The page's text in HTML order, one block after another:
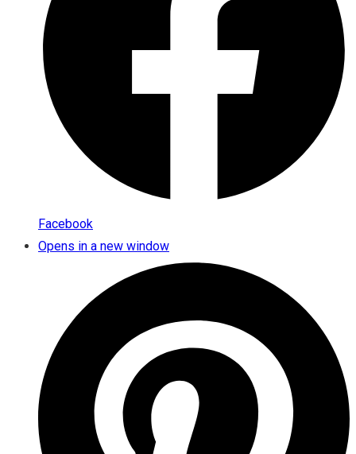
Facebook
Opens in a new window